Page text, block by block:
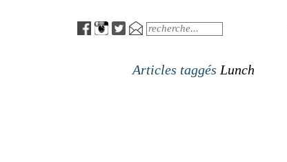
MenuSearch
Articles taggés Lunch